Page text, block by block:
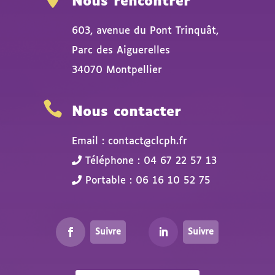
603, avenue du Pont Trinquât,
Parc des Aiguerelles
34070 Montpellier
 Nous contacter
Email : contact@clcph.fr
Téléphone : 04 67 22 57 13
Portable : 06 16 10 52 75
Suivre Suivre